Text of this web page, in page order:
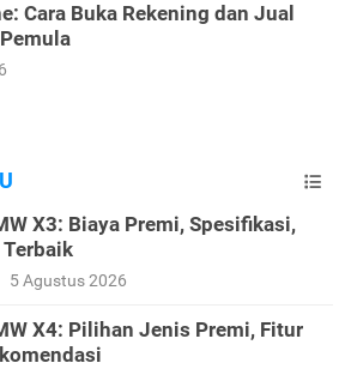
Cara Buka Rekening dan Jual
X3: Biaya Premi, Spesifikasi,
5 Agustus 2026
X4: Pilihan Jenis Premi, Fitur